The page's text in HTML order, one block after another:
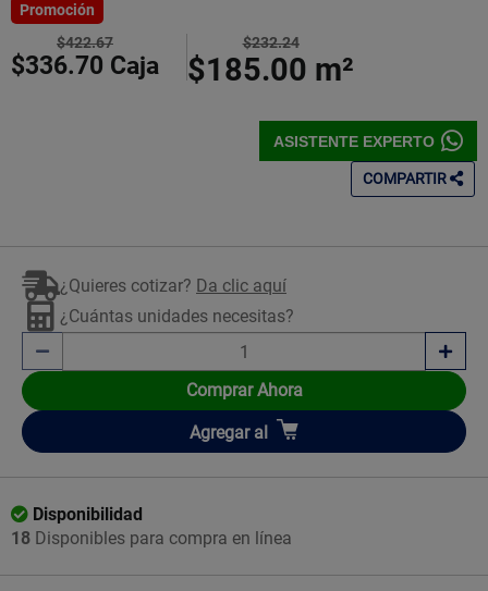
Estrellas!
Promoción
$422.67
$336.70 Caja
$232.24
$185.00 m²
ASISTENTE EXPERTO
COMPARTIR
¿Quieres cotizar? Da clic aquí
¿Cuántas unidades necesitas?
Comprar Ahora
Añadir
Agregar al
Disponibilidad
18 Disponibles para compra en línea